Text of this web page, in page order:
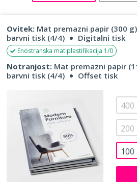
Ovitek: Mat premazni papir (300 g)
barvni tisk (4/4)
Digitalni tisk
Enostranska mat plastifikacija 1/0
Notranjost: Mat premazni papir
barvni tisk (4/4)
Offset tisk
100
200
400